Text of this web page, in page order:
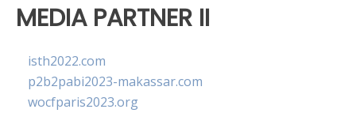
MEDIA PARTNER II
isth2022.com
p2b2pabi2023-makassar.com
wocfparis2023.org